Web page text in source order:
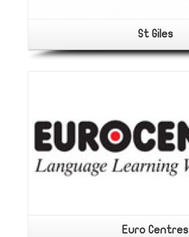
St Giles
Euro Centres